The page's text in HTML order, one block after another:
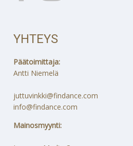
YHTEYS
Päätoimittaja:
Antti Niemelä
juttuvinkki@findance.com
info@findance.com
Mainosmyynti: